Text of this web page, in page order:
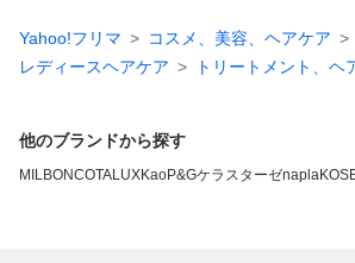
Yahoo!フリマ
コスメ、美容、ヘアケア
レディースヘアケア
トリートメント、ヘ
他のブランドから探す
MILBONCOTALUXKaoP&Gケラスターゼnapla